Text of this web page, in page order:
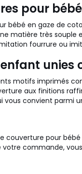
pour
bébé en gaze de
matière très
fourrure ou
unies
motifs imprimés
aux finitions
vous convient parmi
couverture pour
votre commande,